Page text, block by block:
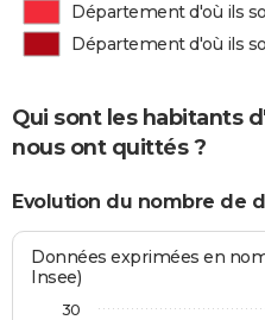
Département d'où ils
Département d'où ils
Qui sont les habitants
nous ont quittés ?
Evolution du nombre de
Données exprimées en
Insee)
30